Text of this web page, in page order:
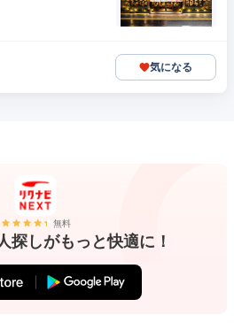
気になる
無料
探しがもっと快適に！